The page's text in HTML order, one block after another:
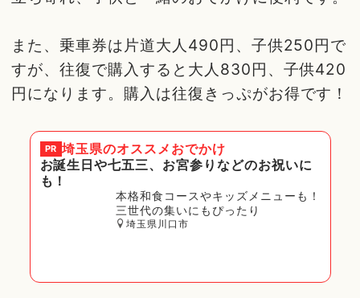
また、乗車券は片道大人490円、子供250円で
すが、往復で購入すると大人830円、子供420
円になります。購入は往復きっぷがお得です！
PR 埼玉県のオススメおでかけ
お誕生日や七五三、お宮参りなどのお祝いに
も！
本格和食コースやキッズメニューも！
三世代の集いにもぴったり
埼玉県川口市